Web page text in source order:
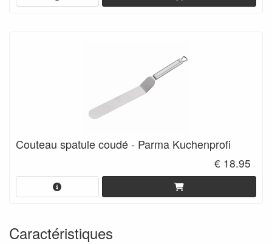
Couteau spatule coudé - Parma Kuchenprofi
€ 18.95
Caractéristiques